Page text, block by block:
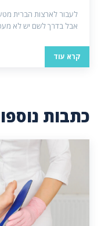
לעבור לארצות הברית
אבל בדרך לשם יש לא
קרא עוד
כתבות